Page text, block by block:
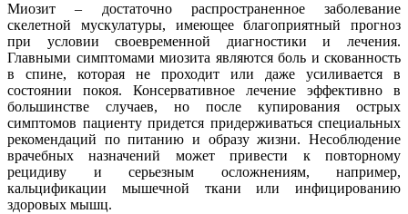
Миозит – достаточно распространенное заболевание
скелетной мускулатуры, имеющее благоприятный прогноз
при условии своевременной диагностики и лечения.
Главными симптомами миозита являются боль и скованность
в спине, которая не проходит или даже усиливается в
состоянии покоя. Консервативное лечение эффективно в
большинстве случаев, но после купирования острых
симптомов пациенту придется придерживаться специальных
рекомендаций по питанию и образу жизни. Несоблюдение
врачебных назначений может привести к повторному
рецидиву и серьезным осложнениям, например,
кальцификации мышечной ткани или инфицированию
здоровых мышц.